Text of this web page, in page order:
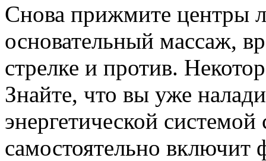
Снова прижмите центры
основательный массаж,
стрелке и против.
Знайте, что вы уже
энергетической
самостоятельно включит